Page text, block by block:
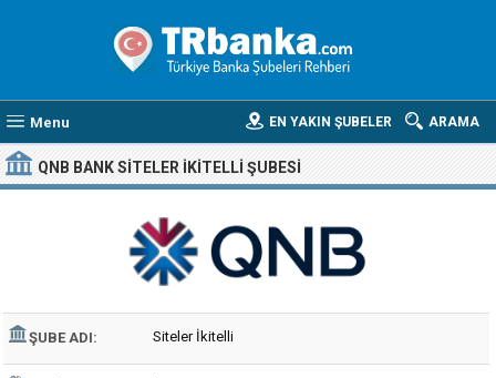
Menu ARAMA
EN YAKIN ŞUBELER
QNB BANK SITELER İKITELLI ŞUBESI
ŞUBE ADI: Siteler İkitelli